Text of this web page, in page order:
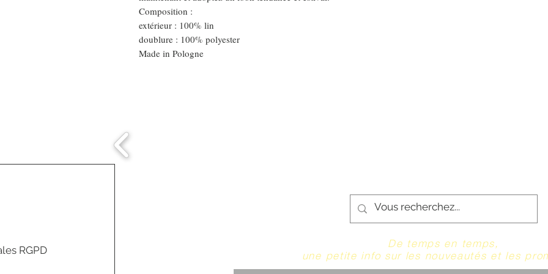
Composition :
extérieur : 100% lin
doublure : 100% polyester
Made in Pologne
RGPD De temps en temps,
une petite info sur les nouveautés et les